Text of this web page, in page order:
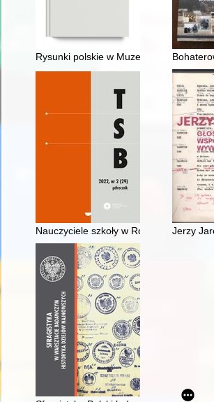
Rysunki polskie w Muzeum
Nauczyciele szkoły w Rogowie (pow.
Jerzy